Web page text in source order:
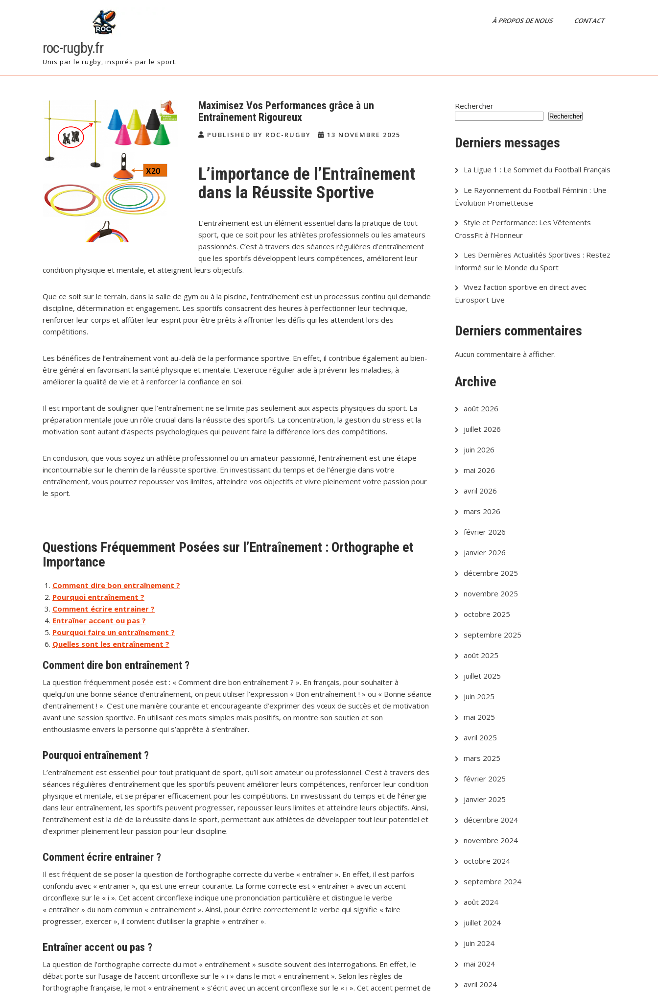
roc-rugby.fr
Unis par le rugby, inspirés par le sport.
À PROPOS DE NOUS CONTACT
Maximisez Vos Performances grâce à un
Entraînement Rigoureux
PUBLISHED BY ROC-RUGBY 13 NOVEMBRE 2025
L’importance de l’Entraînement
dans la Réussite Sportive
L’entraînement est un élément essentiel dans la pratique de tout
sport, que ce soit pour les athlètes professionnels ou les amateurs
passionnés. C’est à travers des séances régulières d’entraînement
que les sportifs développent leurs compétences, améliorent leur
condition physique et mentale, et atteignent leurs objectifs.
Que ce soit sur le terrain, dans la salle de gym ou à la piscine, l’entraînement est un processus continu qui demande
discipline, détermination et engagement. Les sportifs consacrent des heures à perfectionner leur technique,
renforcer leur corps et affûter leur esprit pour être prêts à affronter les défis qui les attendent lors des
compétitions.
Les bénéfices de l’entraînement vont au-delà de la performance sportive. En effet, il contribue également au bien-
être général en favorisant la santé physique et mentale. L’exercice régulier aide à prévenir les maladies, à
améliorer la qualité de vie et à renforcer la confiance en soi.
Il est important de souligner que l’entraînement ne se limite pas seulement aux aspects physiques du sport. La
préparation mentale joue un rôle crucial dans la réussite des sportifs. La concentration, la gestion du stress et la
motivation sont autant d’aspects psychologiques qui peuvent faire la différence lors des compétitions.
En conclusion, que vous soyez un athlète professionnel ou un amateur passionné, l’entraînement est une étape
incontournable sur le chemin de la réussite sportive. En investissant du temps et de l’énergie dans votre
entraînement, vous pourrez repousser vos limites, atteindre vos objectifs et vivre pleinement votre passion pour
le sport.
Questions Fréquemment Posées sur l’Entraînement : Orthographe et
Importance
Comment dire bon entraînement ?
Pourquoi entraînement ?
Comment écrire entrainer ?
Entraîner accent ou pas ?
Pourquoi faire un entraînement ?
Quelles sont les entraînement ?
Comment dire bon entraînement ?
La question fréquemment posée est : « Comment dire bon entraînement ? ». En français, pour souhaiter à
quelqu’un une bonne séance d’entraînement, on peut utiliser l’expression « Bon entraînement ! » ou « Bonne séance
d’entraînement ! ». C’est une manière courante et encourageante d’exprimer des vœux de succès et de motivation
avant une session sportive. En utilisant ces mots simples mais positifs, on montre son soutien et son
enthousiasme envers la personne qui s’apprête à s’entraîner.
Pourquoi entraînement ?
L’entraînement est essentiel pour tout pratiquant de sport, qu’il soit amateur ou professionnel. C’est à travers des
séances régulières d’entraînement que les sportifs peuvent améliorer leurs compétences, renforcer leur condition
physique et mentale, et se préparer efficacement pour les compétitions. En investissant du temps et de l’énergie
dans leur entraînement, les sportifs peuvent progresser, repousser leurs limites et atteindre leurs objectifs. Ainsi,
l’entraînement est la clé de la réussite dans le sport, permettant aux athlètes de développer tout leur potentiel et
d’exprimer pleinement leur passion pour leur discipline.
Comment écrire entrainer ?
Il est fréquent de se poser la question de l’orthographe correcte du verbe « entraîner ». En effet, il est parfois
confondu avec « entrainer », qui est une erreur courante. La forme correcte est « entraîner » avec un accent
circonflexe sur le « i ». Cet accent circonflexe indique une prononciation particulière et distingue le verbe
« entraîner » du nom commun « entrainement ». Ainsi, pour écrire correctement le verbe qui signifie « faire
progresser, exercer », il convient d’utiliser la graphie « entraîner ».
Entraîner accent ou pas ?
La question de l’orthographe correcte du mot « entraînement » suscite souvent des interrogations. En effet, le
débat porte sur l’usage de l’accent circonflexe sur le « i » dans le mot « entraînement ». Selon les règles de
l’orthographe française, le mot « entraînement » s’écrit avec un accent circonflexe sur le « i ». Cet accent permet de
Rechercher
Rechercher
Derniers messages
La Ligue 1 : Le Sommet du Football Français
Le Rayonnement du Football Féminin : Une
Évolution Prometteuse
Style et Performance: Les Vêtements
CrossFit à l’Honneur
Les Dernières Actualités Sportives : Restez
Informé sur le Monde du Sport
Vivez l’action sportive en direct avec
Eurosport Live
Derniers commentaires
Aucun commentaire à afficher.
Archive
août 2026
juillet 2026
juin 2026
mai 2026
avril 2026
mars 2026
février 2026
janvier 2026
décembre 2025
novembre 2025
octobre 2025
septembre 2025
août 2025
juillet 2025
juin 2025
mai 2025
avril 2025
mars 2025
février 2025
janvier 2025
décembre 2024
novembre 2024
octobre 2024
septembre 2024
août 2024
juillet 2024
juin 2024
mai 2024
avril 2024